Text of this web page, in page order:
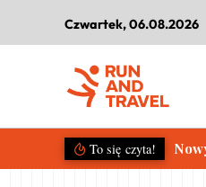
Czwartek, 06.08.2026
To się czyta!